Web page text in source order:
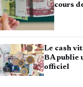
cours
Le cash
BA publie
officiel